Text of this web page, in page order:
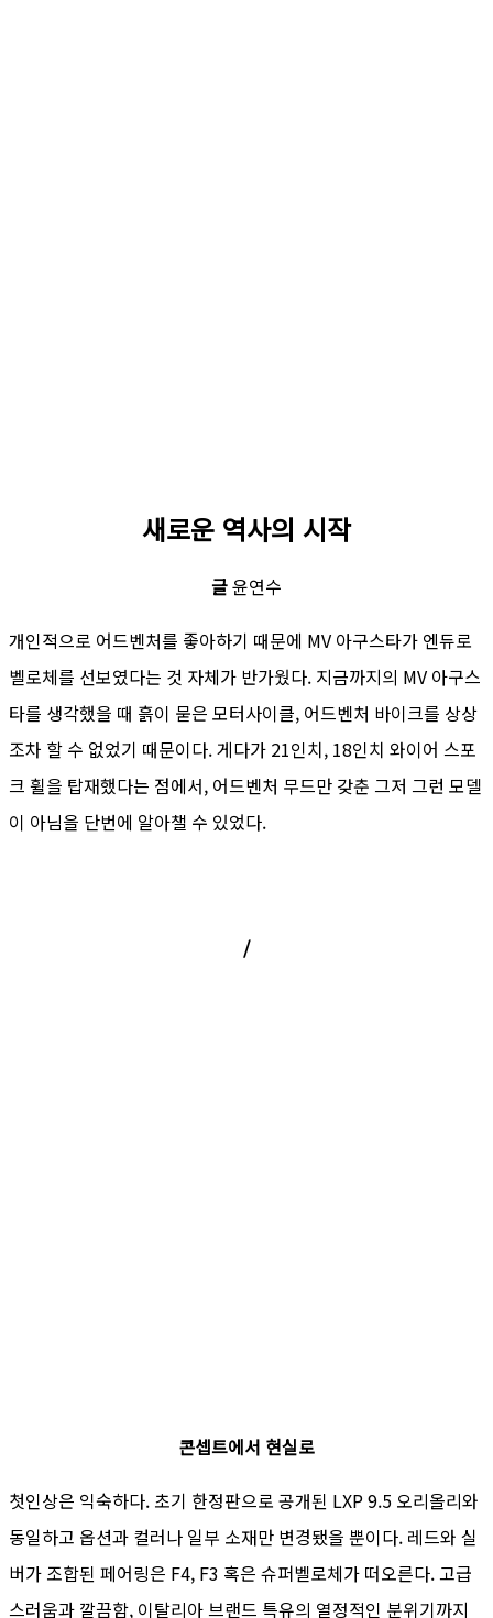
새로운 역사의 시작
글윤연수
개인적으로 어드벤처를 좋아하기 때문에 MV 아구스타가 엔듀로
벨로체를 선보였다는 것 자체가 반가웠다. 지금까지의 MV 아구스
타를 생각했을 때 흙이 묻은 모터사이클, 어드벤처 바이크를 상상
조차 할 수 없었기 때문이다. 게다가 21인치, 18인치 와이어 스포
크 휠을 탑재했다는 점에서, 어드벤처 무드만 갖춘 그저 그런 모델
이 아님을 단번에 알아챌 수 있었다.
/
콘셉트에서 현실로
첫인상은 익숙하다. 초기 한정판으로 공개된 LXP 9.5 오리올리와
동일하고 옵션과 컬러나 일부 소재만 변경됐을 뿐이다. 레드와 실
버가 조합된 페어링은 F4, F3 혹은 슈퍼벨로체가 떠오른다. 고급
스러움과 깔끔함, 이탈리아 브랜드 특유의 열정적인 분위기까지